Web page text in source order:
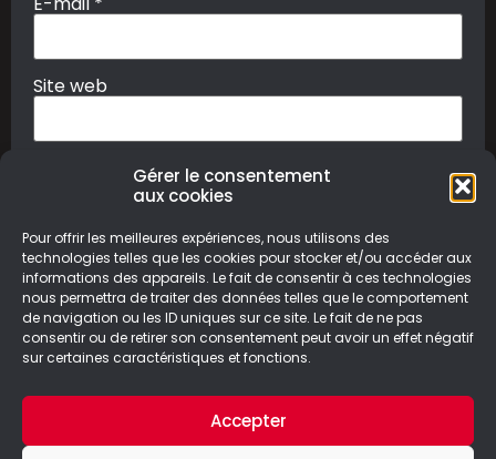
Gérer le consentement
aux cookies
Pour offrir les meilleures expériences, nous utilisons des
technologies telles que les cookies pour stocker et/ou accéder aux
informations des appareils. Le fait de consentir à ces technologies
nous permettra de traiter des données telles que le comportement
de navigation ou les ID uniques sur ce site. Le fait de ne pas
consentir ou de retirer son consentement peut avoir un effet négatif
sur certaines caractéristiques et fonctions.
Accepter
Site web
© Le Geek Paresseux –Mentions légales & Politique de
confidentialité